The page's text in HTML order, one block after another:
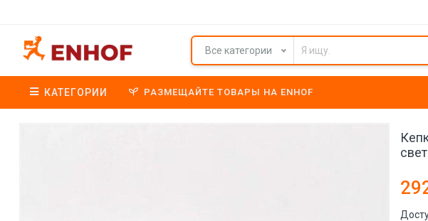
Все категории
КАТЕГОРИИ РАЗМЕЩАЙТЕ ТОВАРЫ НА ENHOF